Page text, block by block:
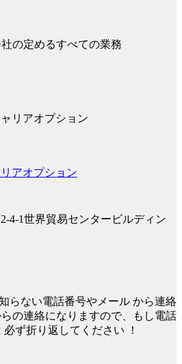
の定めるすべての業務
アオプション
4-1世界貿易センタービルディン
らない電話番号やメール から連絡
の連絡になりますので、もし電話
必ず折り返してください ！